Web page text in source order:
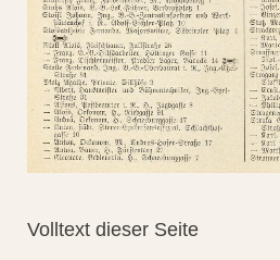
Volltext dieser Seite